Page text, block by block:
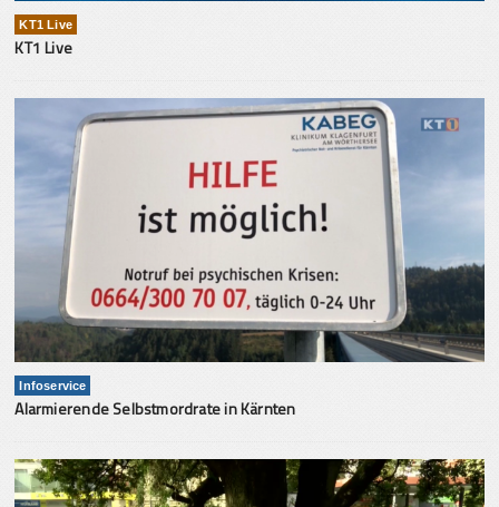
KT1 Live
KT1 Live
Infoservice
Alarmierende Selbstmordrate in Kärnten